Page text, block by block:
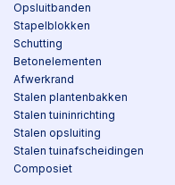
Opsluitbanden
Stapelblokken
Schutting
Betonelementen
Afwerkrand
Stalen plantenbakken
Stalen tuininrichting
Stalen opsluiting
Stalen tuinafscheidingen
Composiet